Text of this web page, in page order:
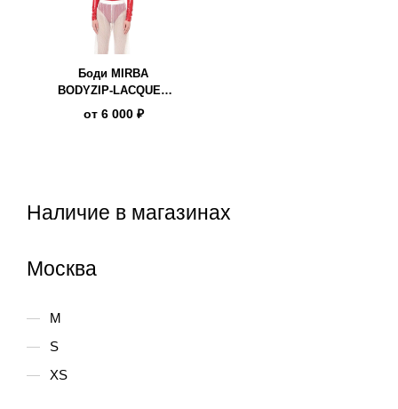
Боди MIRBA
BODYZIP-LACQUER
красный
от 6 000 ₽
Наличие в магазинах
Москва
M
S
XS